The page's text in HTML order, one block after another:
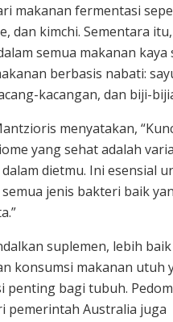
makanan fermentasi
dan kimchi. Sementara
semua makanan kaya
berbasis nabati:
kacangan, dan biji-
menyatakan,
yang sehat adalah
dietmu. Ini esensial
jenis bakteri baik
suplemen, lebih
konsumsi makanan utuh
penting bagi tubuh.
pemerintah Australia juga